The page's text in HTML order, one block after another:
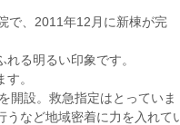
で、2011年12月に新棟が完
る明るい印象です。
。
開設。救急指定はとっていま
うなど地域密着に力を入れて